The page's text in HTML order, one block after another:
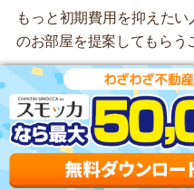
もっと初期費用を抑えた
のお部屋を提案してもらう
家具付きのお部屋を多
リブ・マックス五反田店は
扱っていることが強みで
家具をすべて1から揃え